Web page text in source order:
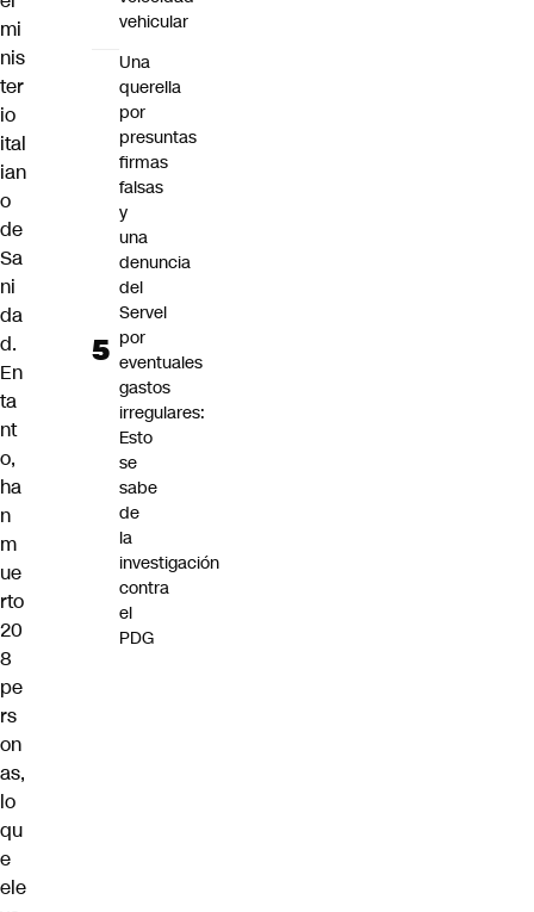
mi
nis
ter
io
ital
ian
o
de
Sa
ni
da
d.
En
ta
nt
o,
ha
n
m
ue
rto
20
8
pe
rs
on
as,
lo
qu
e
ele
vehicular
Una
querella
por
presuntas
firmas
falsas
y
una
denuncia
del
Servel
por
eventuales
gastos
irregulares:
Esto
se
sabe
de
la
investigación
contra
el
PDG